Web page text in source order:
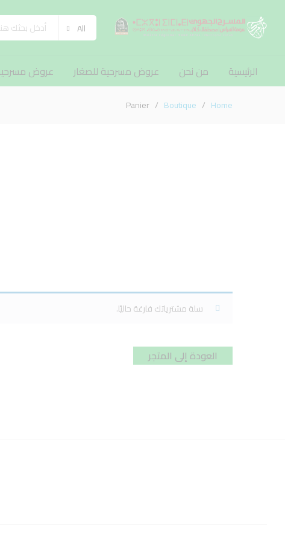
All
الرئيسية من نحن عروض مسرحية للصغار عروض مسرحية
Home
/
Boutique
/
Panier
سلة مشترياتك فارغة حاليًا.
العودة إلى المتجر